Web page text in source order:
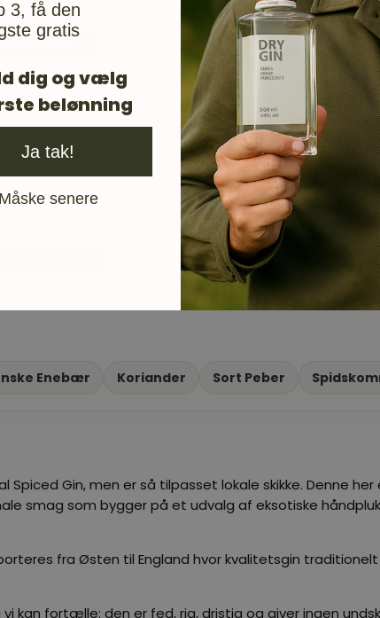
Din e-mail vil blive brugt til at give
Enebær Koriander Sort Peber
Spiced Gin, men er så tilpasset lokale skikke. Denne
smag som bygger på et udvalg af eksotiske
fra Østen til England hvor kvalitetsgin
fortælle: den er fed, rig, dristig og giver ingen
3, få den
gratis
dig og vælg
belønning
Ja tak!
Måske senere